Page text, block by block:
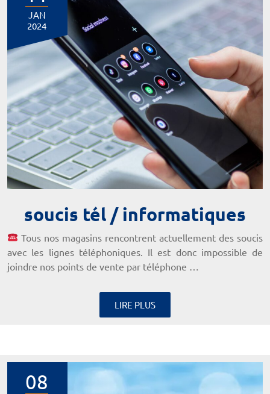
JAN
2024
soucis tél / informatiques
Tous nos magasins rencontrent actuellement des soucis
avec les lignes téléphoniques. Il est donc impossible de
joindre nos points de vente par téléphone …
LIRE PLUS
08